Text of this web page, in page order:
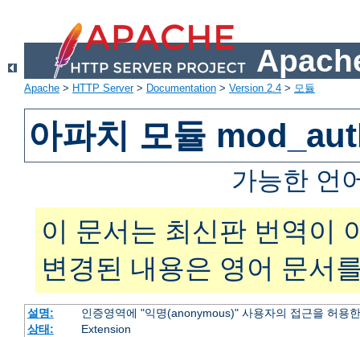
Apache > HTTP Server> Documentation > Version 2.4 > 모듈
아파치 모듈
가능한 언
이 문서는 최신판 번역이
변경된 내용은 영어 문서
설명:
인증영역에 "익명(anonymous)" 사용자의 접근을 허용
상태:
Extension